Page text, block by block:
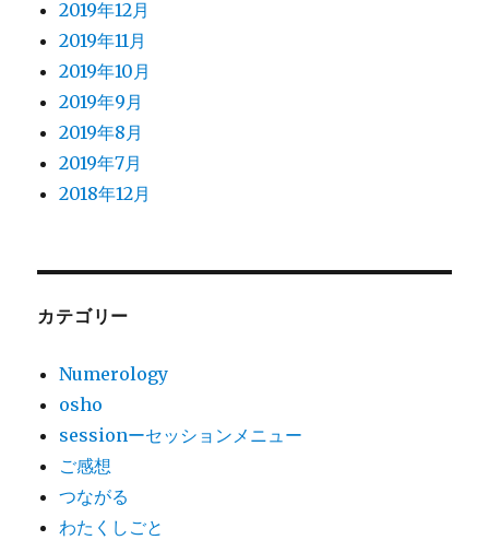
2019年12月
2019年11月
2019年10月
2019年9月
2019年8月
2019年7月
2018年12月
カテゴリー
Numerology
osho
sessionーセッションメニュー
ご感想
つながる
わたくしごと